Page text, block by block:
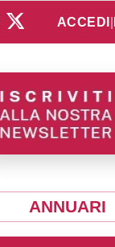
ACCEDI
ANNUARI